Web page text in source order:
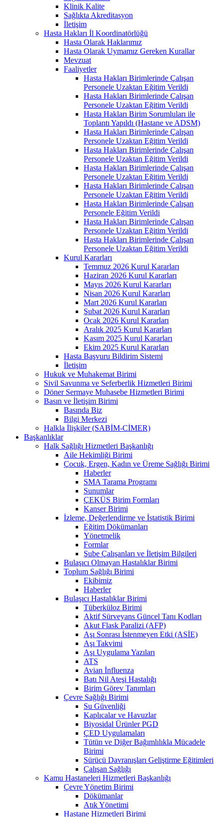
Klinik Kalite
Sağlıkta Akreditasyon
İletişim
Hasta Hakları İl Koordinatörlüğü
Hasta Olarak Haklarımız
Hasta Olarak Uymamız Gereken Kurallar
Mevzuat
Faaliyetler
Hasta Hakları Birimlerinde Çalışan
Personele Uzaktan Eğitim Verildi
Hasta Hakları Birimlerinde Çalışan
Personele Uzaktan Eğitim Verildi
Hasta Hakları Birim Sorumluları ile
Toplantı Yapıldı (Hastane ve ADSM)
Hasta Hakları Birimlerinde Çalışan
Personele Uzaktan Eğitim Verildi
Hasta Hakları Birimlerinde Çalışan
Personele Uzaktan Eğitim Verildi
Hasta Hakları Birimlerinde Çalışan
Personele Uzaktan Eğitim Verildi
Hasta Hakları Birimlerinde Çalışan
Personele Uzaktan Eğitim Verildi
Hasta Hakları Birimlerinde Çalışan
Personele Eğitim Verildi
Hasta Hakları Birimlerinde Çalışan
Personele Uzaktan Eğitim Verildi
Hasta Hakları Birimlerinde Çalışan
Personele Uzaktan Eğitim Verildi
Kurul Kararları
Temmuz 2026 Kurul Kararları
Haziran 2026 Kurul Kararları
Mayıs 2026 Kurul Kararları
Nisan 2026 Kurul Kararları
Mart 2026 Kurul Kararları
Şubat 2026 Kurul Kararları
Ocak 2026 Kurul Kararları
Aralık 2025 Kurul Kararları
Kasım 2025 Kurul Kararları
Ekim 2025 Kurul Kararları
Hasta Başvuru Bildirim Sistemi
İletişim
Hukuk ve Muhakemat Birimi
Sivil Savunma ve Seferberlik Hizmetleri Birimi
Döner Sermaye Muhasebe Hizmetleri Birimi
Basın ve İletişim Birimi
Basında Biz
Bilgi Merkezi
Halkla İlişkiler (SABİM-CİMER)
Başkanlıklar
Halk Sağlığı Hizmetleri Başkanlığı
Aile Hekimliği Birimi
Çocuk, Ergen, Kadın ve Üreme Sağlığı Birimi
Haberler
SMA Tarama Programı
Sunumlar
ÇEKÜS Birim Formları
Kanser Birimi
İzleme, Değerlendirme ve İstatistik Birimi
Eğitim Dökümanları
Yönetmelik
Formlar
Şube Çalışanları ve İletişim Bilgileri
Bulaşıcı Olmayan Hastalıklar Birimi
Toplum Sağlığı Birimi
Ekibimiz
Haberler
Bulaşıcı Hastalıklar Birimi
Tüberküloz Birimi
Aktif Sürveyans Güncel Tanı Kodları
Akut Flask Paralizi (AFP)
Aşı Sonrası İstenmeyen Etki (ASİE)
Aşı Takvimi
Aşı Uygulama Yazıları
ATS
Avian İnfluenza
Batı Nil Ateşi Hastalığı
Birim Görev Tanımları
Çevre Sağlığı Birimi
Su Güvenliği
Kaplıcalar ve Havuzlar
Biyosidal Ürünler PGD
ÇED Uygulamaları
Tütün ve Diğer Bağımlılıkla Mücadele
Birimi
Sürücü Davranışları Geliştirme Eğitimleri
Çalışan Sağlığı
Kamu Hastaneleri Hizmetleri Başkanlığı
Çevre Yönetim Birimi
Dökümanlar
Atık Yönetimi
Hastane Hizmetleri Birimi